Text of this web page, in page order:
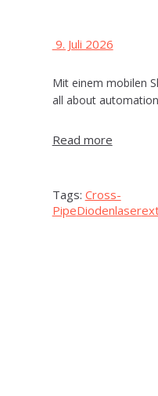
9. Juli 2026
Mit einem mobilen
all about
Read more
Tags: Cross-
PipeDiodenlaser